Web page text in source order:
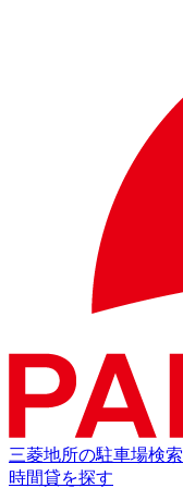
三菱地所の駐車場検索
時間貸を探す